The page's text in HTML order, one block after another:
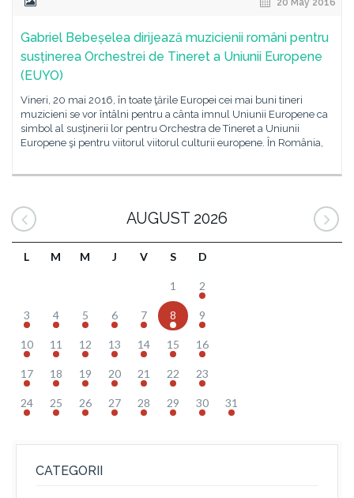
20 May 2016
Gabriel Bebeșelea dirijează muzicienii români pentru
susținerea Orchestrei de Tineret a Uniunii Europene
(EUYO)
Vineri, 20 mai 2016, în toate ţările Europei cei mai buni tineri
muzicieni se vor întâlni pentru a cânta imnul Uniunii Europene ca
simbol al susţinerii lor pentru Orchestra de Tineret a Uniunii
Europene şi pentru viitorul viitorul culturii europene. În România,
AUGUST 2026
L M M J V S D
1 2
3 4 5 6 7 8 9
10 11 12 13 14 15 16
17 18 19 20 21 22 23
24 25 26 27 28 29 30 31
CATEGORII